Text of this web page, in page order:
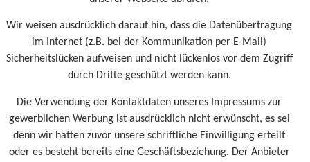
Wir weisen ausdrücklich darauf hin, dass die Datenübertragung
im Internet (z.B. bei der Kommunikation per E-Mail)
Sicherheitslücken aufweisen und nicht lückenlos vor dem Zugriff
durch Dritte geschützt werden kann.
Die Verwendung der Kontaktdaten unseres Impressums zur
gewerblichen Werbung ist ausdrücklich nicht erwünscht, es sei
denn wir hatten zuvor unsere schriftliche Einwilligung erteilt
oder es besteht bereits eine Geschäftsbeziehung. Der Anbieter